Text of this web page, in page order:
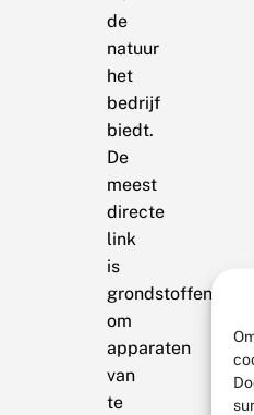
de
natuur
het
bedrijf
biedt.
De
meest
directe
link
is
grondstoffen
om
apparaten
van
te